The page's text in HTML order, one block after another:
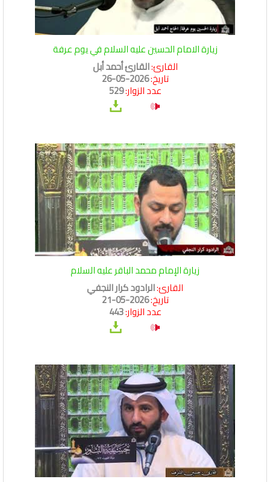
زيارة الامام الحسين عليه السلام في يوم عرفة
القارئ:القارئ أحمد أبل
تاريخ:2026-05-26
عدد الزوار:529
زيارة الإمام محمد الباقر عليه السلام
القارئ:الرادود كرار النجفي
تاريخ:2026-05-21
عدد الزوار:443